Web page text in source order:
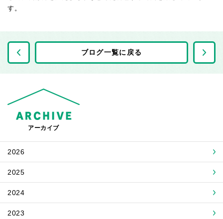
す。
ブログ一覧に戻る
アーカイブ
2026
2025
2024
2023